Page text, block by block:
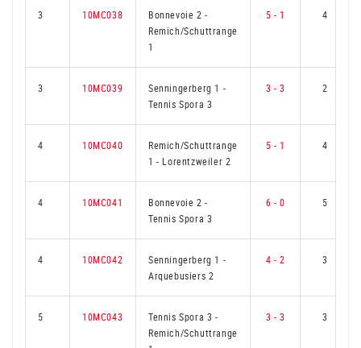
3 10MC038 Bonnevoie 2-
Remich/Schuttrange
1
5 - 1 4
3 10MC039 Senningerberg 1 -
Tennis Spora 3
3 - 3 2
4 10MC040
Remich/Schuttrange
1- Lorentzweiler 2
5 - 1 4
4 10MC041 Bonnevoie 2-
Tennis Spora 3
6 - 0 5
4 10MC042 Senningerberg 1 -
Arquebusiers 2
4 - 2 3
5 10MC043 Tennis Spora 3 -
Remich/Schuttrange
3 - 3 3